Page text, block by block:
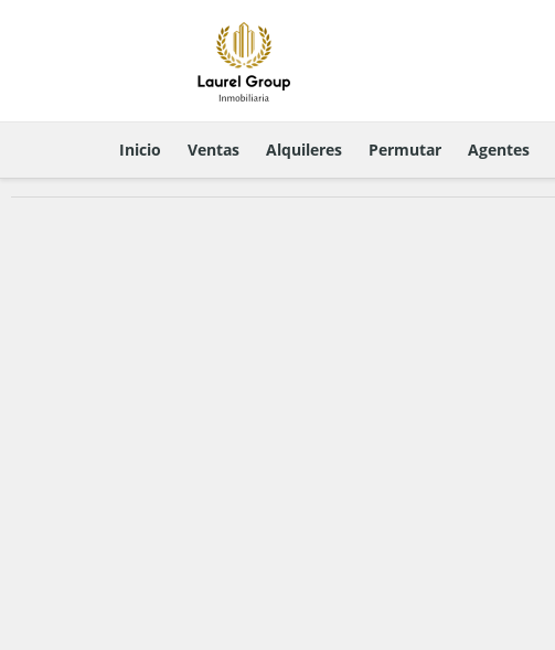
Inicio Ventas Alquileres Permutar Agentes